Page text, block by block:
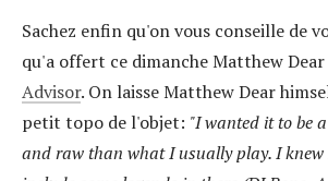
Sachez enfin qu'on vous conseille de
qu'a offert ce dimanche Matthew Dear
Advisor. On laisse Matthew Dear
petit topo de l'objet: "I wanted it to be
and raw than what I usually play. I